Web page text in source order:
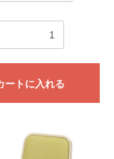
ートに入れる